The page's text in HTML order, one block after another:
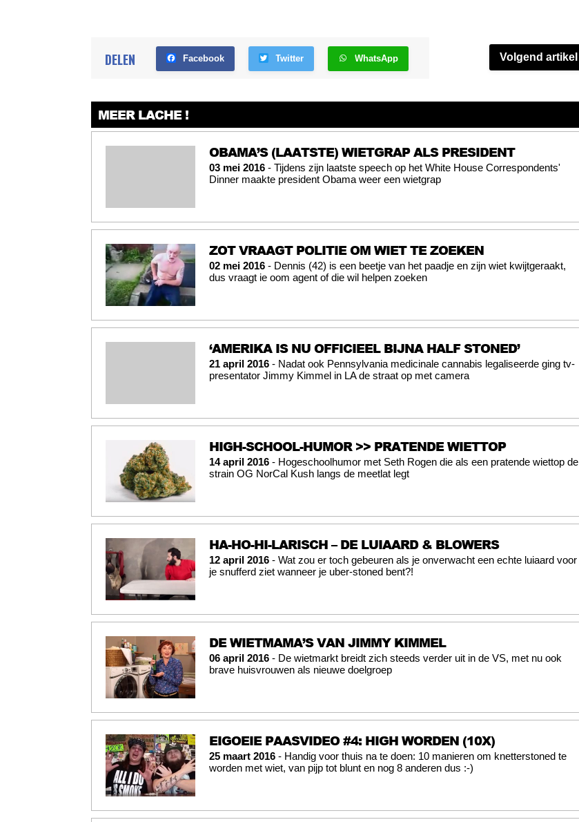
DELEN Facebook Twitter WhatsApp Volgend artikel
MEER LACHE !
OBAMA’S (LAATSTE) WIETGRAP ALS PRESIDENT
03 mei 2016 - Tijdens zijn laatste speech op het White House Correspondents'
Dinner maakte president Obama weer een wietgrap
ZOT VRAAGT POLITIE OM WIET TE ZOEKEN
02 mei 2016 - Dennis (42) is een beetje van het paadje en zijn wiet kwijtgeraakt,
dus vraagt ie oom agent of die wil helpen zoeken
‘AMERIKA IS NU OFFICIEEL BIJNA HALF STONED’
21 april 2016 - Nadat ook Pennsylvania medicinale cannabis legaliseerde ging tv-
presentator Jimmy Kimmel in LA de straat op met camera
HIGH-SCHOOL-HUMOR >> PRATENDE WIETTOP
14 april 2016 - Hogeschoolhumor met Seth Rogen die als een pratende wiettop de
strain OG NorCal Kush langs de meetlat legt
HA-HO-HI-LARISCH – DE LUIAARD & BLOWERS
12 april 2016 - Wat zou er toch gebeuren als je onverwacht een echte luiaard voor
je snufferd ziet wanneer je uber-stoned bent?!
DE WIETMAMA’S VAN JIMMY KIMMEL
06 april 2016 - De wietmarkt breidt zich steeds verder uit in de VS, met nu ook
brave huisvrouwen als nieuwe doelgroep
EIGOEIE PAASVIDEO #4: HIGH WORDEN (10X)
25 maart 2016 - Handig voor thuis na te doen: 10 manieren om knetterstoned te
worden met wiet, van pijp tot blunt en nog 8 anderen dus :-)